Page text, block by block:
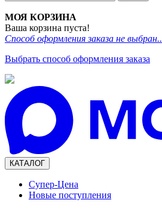
МОЯ КОРЗИНА
Ваша корзина пуста!
Способ оформления заказа не
Выбрать способ оформления заказа
КАТАЛОГ
Супер-Цена
Новые поступления